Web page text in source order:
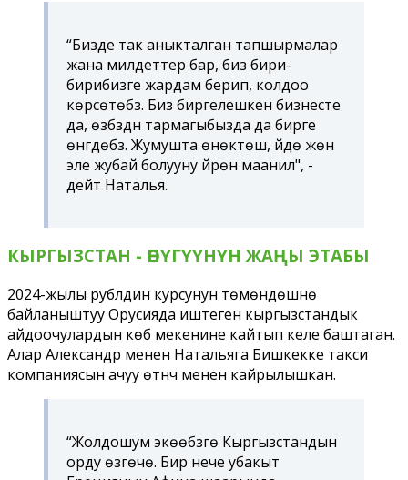
“Бизде так аныкталган тапшырмалар
жана милдеттер бар, биз бири-
бирибизге жардам берип, колдоо
көрсөтөбүз. Биз биргелешкен бизнесте
да, өзүбүздүн тармагыбызда да бирге
өнүгүүдөбүз. Жумушта өнөктөш, үйдө жөн
эле жубай болууну үйрөнүү маанилүү", -
дейт Наталья.
КЫРГЫЗСТАН - ӨНҮГҮҮНҮН ЖАҢЫ ЭТАБЫ
2024-жылы рублдин курсунун төмөндөшүнө
байланыштуу Орусияда иштеген кыргызстандык
айдоочулардын көбү мекенине кайтып келе баштаган.
Алар Александр менен Натальяга Бишкекке такси
компаниясын ачуу өтүнүчү менен кайрылышкан.
“Жолдошум экөөбүзгө Кыргызстандын
орду өзгөчө. Бир нече убакыт